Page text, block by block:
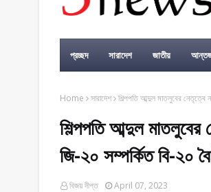
প্রচ্ছদ সারাদেশ জাতীয়
Home সারাদেশ শিল্পপতি আব্দুল মাতলুবের নেতৃত্বে
শিল্পপতি আব্দুল মাতলুবের
জি-২০ সম্পর্কিত বি-২০
বিজয় দীপ্ত April 07, 2023